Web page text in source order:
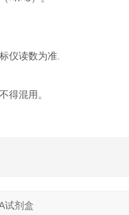
仪读数为准.
得混用。